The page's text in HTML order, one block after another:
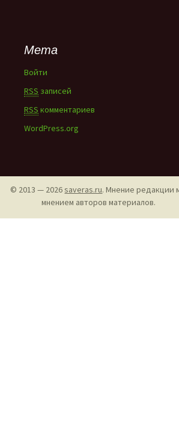
Мета
Войти
RSS записей
RSS комментариев
WordPress.org
© 2013 — 2026saveras.ru. Мнение редакции
мнением авторов материалов.